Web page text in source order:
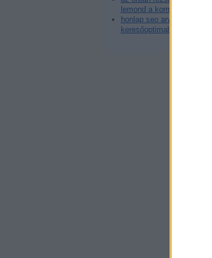
lemond a kormány
honlap seo arvisura - web
keresőoptimalizálás